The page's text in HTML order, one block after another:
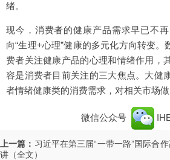
绪。
现今，消费者的健康产品需求早已不
向“生理+心理”健康的多元化方向转变。
费者关注健康产品的心理和情绪作用，
容是消费者目前关注的三大焦点。大健
者情绪健康类的消费需求，对相关市场做
微信公众号
上一篇： 习近平在第三届“一带一路”国际合
讲（全文）